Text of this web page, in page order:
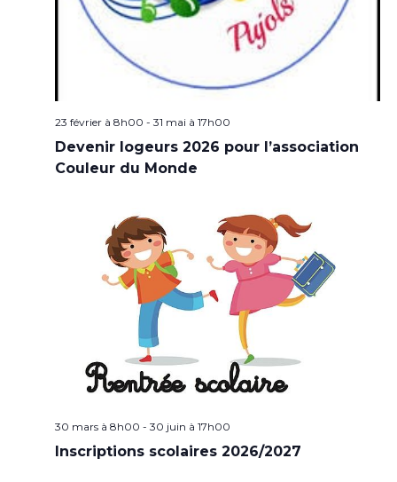
23 février à 8h00 - 31 mai à 17h00
Devenir logeurs 2026 pour l’association
Couleur du Monde
30 mars à 8h00 - 30 juin à 17h00
Inscriptions scolaires 2026/2027